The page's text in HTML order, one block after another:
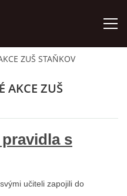
ZUŠ STAŇKOV
AKCE ZUŠ
s
učiteli zapojili do